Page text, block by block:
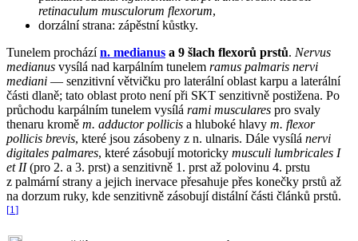
retinaculum musculorum flexorum,
dorzální strana: zápěstní kůstky.
Tunelem procházín. medianus a 9 šlach flexorů prstů. Nervus
medianus vysílá nad karpálním tunelem ramus palmaris nervi
mediani — senzitivní větvičku pro laterální oblast karpu a laterální
části dlaně; tato oblast proto není při SKT senzitivně postižena. Po
průchodu karpálním tunelem vysílá rami musculares pro svaly
thenaru kromě m. adductor pollicis a hluboké hlavy m. flexor
pollicis brevis, které jsou zásobeny z n. ulnaris. Dále vysílá nervi
digitales palmares, které zásobují motoricky musculi lumbricales I
et II(pro 2. a 3. prst) a senzitivně 1. prst až polovinu 4. prstu
z palmární strany a jejich inervace přesahuje přes konečky prstů až
na dorzum ruky, kde senzitivně zásobují distální části článků prstů.
[1 ]